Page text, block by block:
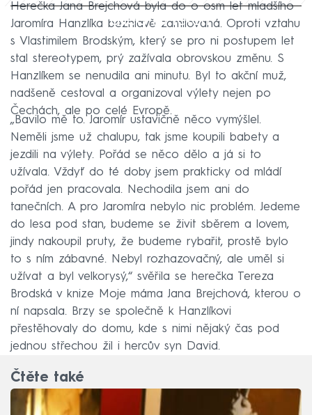
Failed to fetch
Herečka Jana Brejchová byla do o osm let mladšího
Jaromíra Hanzlíka bezhlavě zamilovaná. Oproti vztahu
s Vlastimilem Brodským, který se pro ni postupem let
stal stereotypem, prý zažívala obrovskou změnu. S
Hanzlíkem se nenudila ani minutu. Byl to akční muž,
nadšeně cestoval a organizoval výlety nejen po
Čechách, ale po celé Evropě.
„Bavilo mě to. Jaromír ustavičně něco vymýšlel.
Neměli jsme už chalupu, tak jsme koupili babety a
jezdili na výlety. Pořád se něco dělo a já si to
užívala. Vždyť do té doby jsem prakticky od mládí
pořád jen pracovala. Nechodila jsem ani do
tanečních. A pro Jaromíra nebylo nic problém. Jedeme
do lesa pod stan, budeme se živit sběrem a lovem,
jindy nakoupil pruty, že budeme rybařit, prostě bylo
to s ním zábavné. Nebyl rozhazovačný, ale uměl si
užívat a byl velkorysý,“ svěřila se herečka Tereza
Brodská v knize Moje máma Jana Brejchová, kterou o
ní napsala. Brzy se společně k Hanzlíkovi
přestěhovaly do domu, kde s nimi nějaký čas pod
jednou střechou žil i hercův syn David.
Čtěte také